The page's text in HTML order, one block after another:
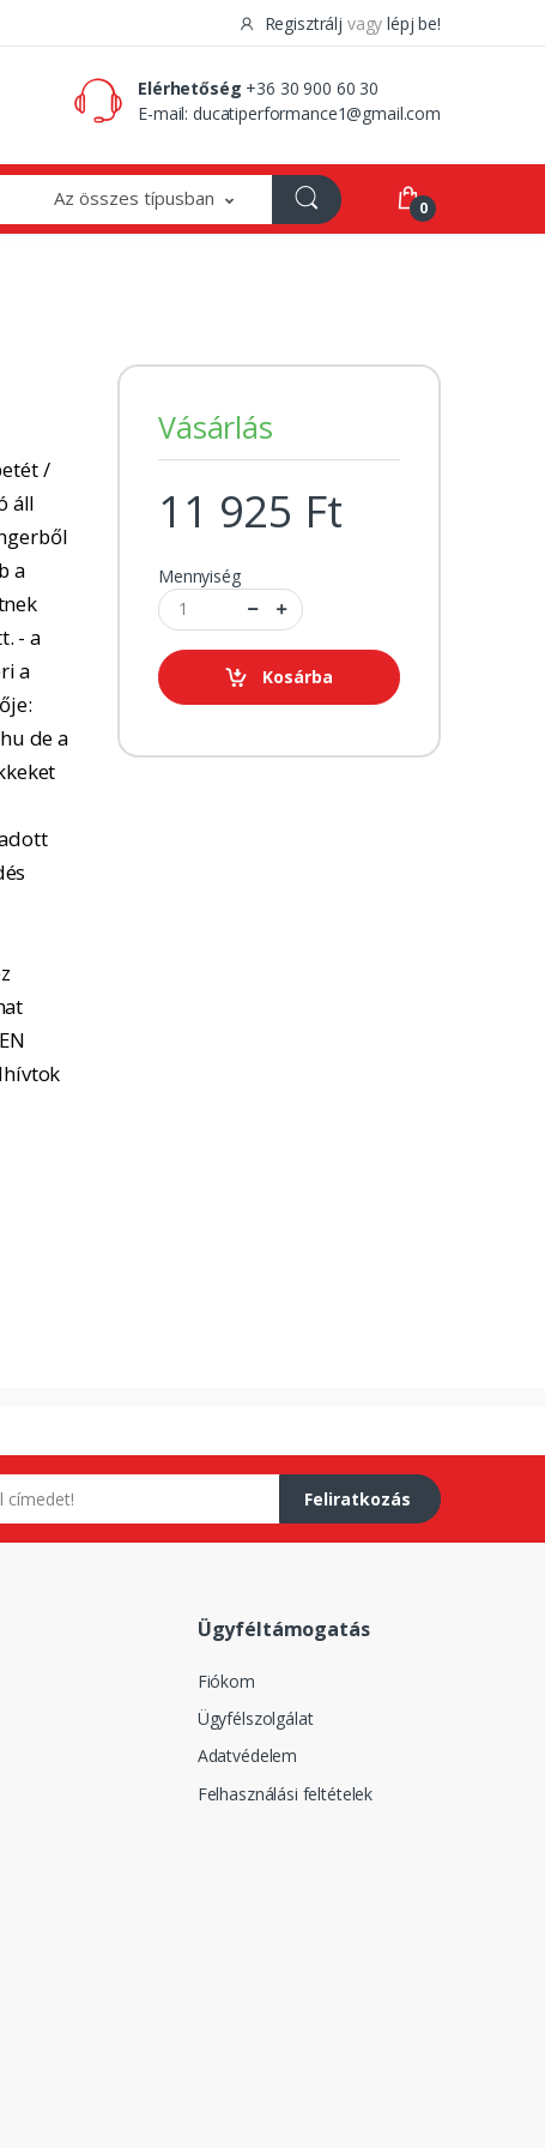
Regisztrálj vagy lépj be!
Elérhetőség +36 30 900 60 30
E-mail:ducatiperformance1@gmail.com
Az összes típusban 0
/
áll
a
- a
a
de a
Vásárlás
11 925 Ft
Mennyiség
Kosárba
Feliratkozás
Ügyféltámogatás
Fiókom
Ügyfélszolgálat
Adatvédelem
Felhasználási feltételek